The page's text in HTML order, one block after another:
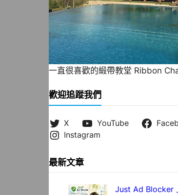
一直很喜歡的緞帶教堂 Ribbon
歡迎追蹤我們
X YouTube
Instagram
最新文章
Just Ad Blocker